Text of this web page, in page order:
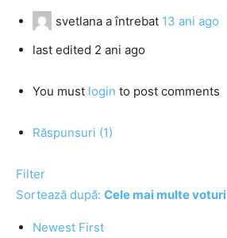
svetlana a întrebat 13 ani ago
last edited 2 ani ago
You must login to post comments
Răspunsuri (1)
Filter
Sortează după: Cele mai multe voturi
Newest First